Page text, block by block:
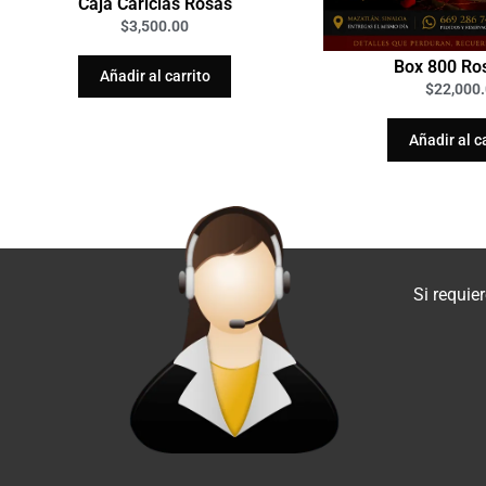
$3,500.00
Añadir al carrito Box 800
$
Añadir al
Si